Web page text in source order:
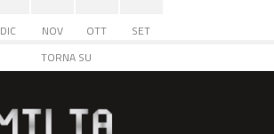
DIC NOV OTT
SET
TORNA SU